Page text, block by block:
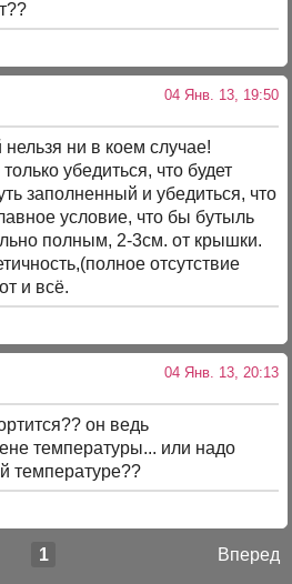
04 Янв. 13, 19:50
ни в коем случае!
убедиться, что будет
заполненный и убедиться, что
условие, что бы бутыль
полным, 2-3см. от крышки.
отсутствие
и всё.
04 Янв. 13, 20:13
он ведь
температуры... или надо
температуре??
Вперед
1